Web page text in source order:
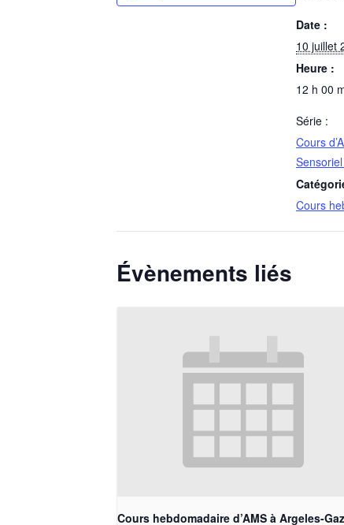
Date :
10 juillet
Heure :
12 h 00
Série :
Cours
Cours
Évènements liés
Cours hebdomadaire d’AMS à Argeles-